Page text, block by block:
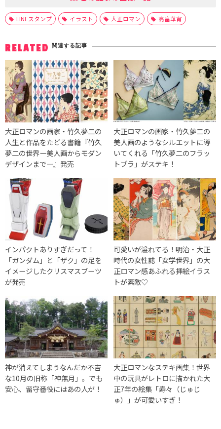
LINEスタンプ イラスト 大正ロマン 高畠華宵
RELATED 関連する記事
大正ロマンの画家・竹久夢二の
人生と作品をたどる書籍『竹久
夢二の世界ー美人画からモダン
デザインまでー』発売
大正ロマンの画家・竹久夢二の
美人画のようなシルエットに導
いてくれる「竹久夢二のフラッ
トブラ」がステキ！
インパクトありすぎだって！
「ガンダム」と「ザク」の足を
イメージしたクリスマスブーツ
が発売
可愛いが溢れてる！明治・大正
時代の女性誌「女学世界」の大
正ロマン感あふれる挿絵イラス
トが素敵♡
神が消えてしまうなんだか不吉
な10月の旧称「神無月」。でも
安心、留守番役にはあの人が！
大正ロマンなステキ画集！世界
中の玩具がレトロに描かれた大
正7年の絵集「寿々（じゅじ
ゅ）」が可愛いすぎ！